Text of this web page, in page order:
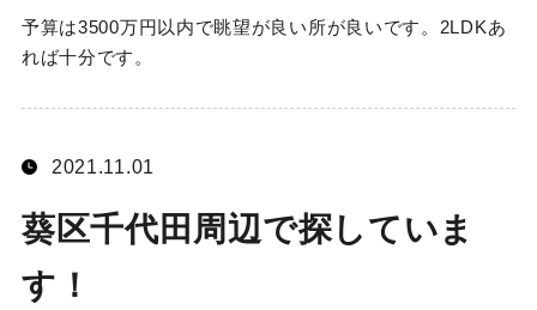
予算は3500万円以内で眺望が良い所が良いです。2LDKあ
れば十分です。
2021.11.01
葵区千代田周辺で探していま
す！